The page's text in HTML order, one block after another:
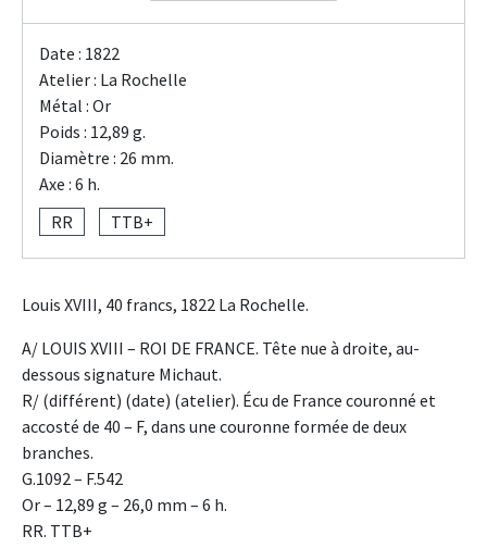
Date : 1822
Atelier : La Rochelle
Métal : Or
Poids : 12,89 g.
Diamètre : 26 mm.
Axe : 6 h.
RR
TTB+
Louis XVIII, 40 francs, 1822 La Rochelle.
A/ LOUIS XVIII – ROI DE FRANCE. Tête nue à droite, au-
dessous signature Michaut.
R/ (différent) (date) (atelier). Écu de France couronné et
accosté de 40 – F, dans une couronne formée de deux
branches.
G.1092 – F.542
Or – 12,89 g – 26,0 mm – 6 h.
RR. TTB+